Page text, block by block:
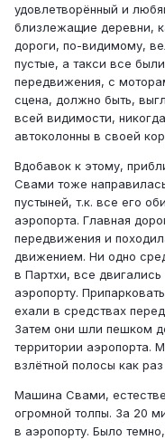
удовлетворённый и
близлежащие деревни,
дороги, по-видимому,
пустые, а такси все
передвижения, с
сцена, должно быть,
всей видимости,
автоколонны в своей
Вдобавок к этому,
Свами тоже
пустыней, т.к. все его
аэропорта. Главная
передвижения и
движением. Ни одно
в Партхи, все
аэропорту.
ехали в средствах
Затем они шли пешком
территории аэропорта.
взлётной полосы как
Машина Свами,
огромной толпы. За 20
в аэропорту. Было